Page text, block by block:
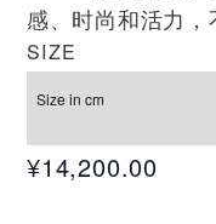
感、时尚和活力
轻松驾驭。不管
至臻之选，作为
SIZE
Size in cm
¥14,200.00